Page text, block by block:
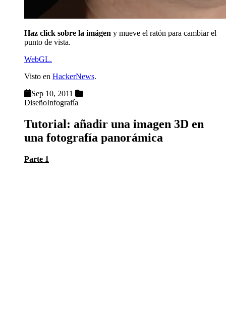
Haz click sobre la imágen y mueve el ratón para cambiar el
punto de vista.
WebGL.
Visto en HackerNews.
Sep 10, 2011
DiseñoInfografía
Tutorial: añadir una imagen 3D en
una fotografía panorámica
Parte 1